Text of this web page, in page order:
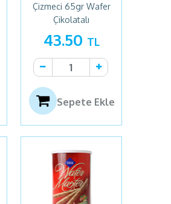
Çizmeci 65gr Wafer
Çikolatalı
43.50 TL
Sepete Ekle